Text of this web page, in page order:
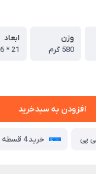
وزن
580 گرم
ابعاد
21 * 26 * 46 سانتی متر
افزودن به سبدخرید
خرید 4 قسطه اسنپ پی